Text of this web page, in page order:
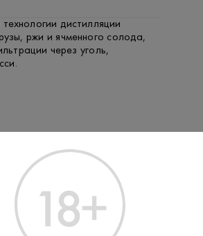
дистилляции
ржи и ячменного солода,
через уголь,
СЫР